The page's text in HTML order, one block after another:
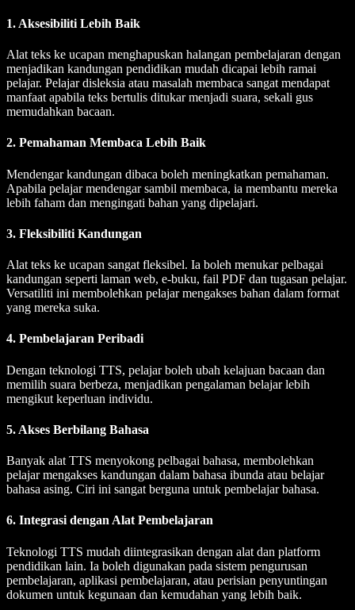
1. Aksesibiliti Lebih Baik
Alat teks ke ucapan menghapuskan halangan pembelajaran dengan
menjadikan kandungan pendidikan mudah dicapai lebih ramai
pelajar. Pelajar disleksia atau masalah membaca sangat mendapat
manfaat apabila teks bertulis ditukar menjadi suara, sekali gus
memudahkan bacaan.
2. Pemahaman Membaca Lebih Baik
Mendengar kandungan dibaca boleh meningkatkan pemahaman.
Apabila pelajar mendengar sambil membaca, ia membantu mereka
lebih faham dan mengingati bahan yang dipelajari.
3. Fleksibiliti Kandungan
Alat teks ke ucapan sangat fleksibel. Ia boleh menukar pelbagai
kandungan seperti laman web, e-buku, fail PDF dan tugasan pelajar.
Versatiliti ini membolehkan pelajar mengakses bahan dalam format
yang mereka suka.
4. Pembelajaran Peribadi
Dengan teknologi TTS, pelajar boleh ubah kelajuan bacaan dan
memilih suara berbeza, menjadikan pengalaman belajar lebih
mengikut keperluan individu.
5. Akses Berbilang Bahasa
Banyak alat TTS menyokong pelbagai bahasa, membolehkan
pelajar mengakses kandungan dalam bahasa ibunda atau belajar
bahasa asing. Ciri ini sangat berguna untuk pembelajar bahasa.
6. Integrasi dengan Alat Pembelajaran
Teknologi TTS mudah diintegrasikan dengan alat dan platform
pendidikan lain. Ia boleh digunakan pada sistem pengurusan
pembelajaran, aplikasi pembelajaran, atau perisian penyuntingan
dokumen untuk kegunaan dan kemudahan yang lebih baik.